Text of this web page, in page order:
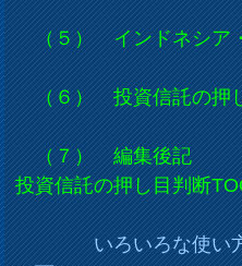
（５） インドネシア
（６） 投資信託の押
（７） 編集後記
投資信託の押し目判断
いろいろな使い方が